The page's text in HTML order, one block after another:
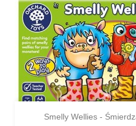
Smelly Wellies -